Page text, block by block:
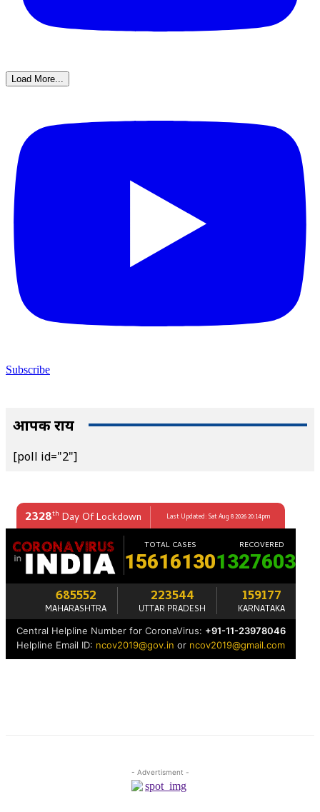
Load More...
Subscribe
आपकी राय
[poll id="2"]
- Advertisment -